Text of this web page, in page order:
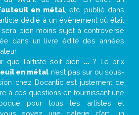
en métal, etc. publié dans
dédié à un évènement où était
bien moins sujet à controverse
dans un livre édité des années
que l’artiste soit bien ...? Le prix
en métal n’est pas sur ou sous-
chez Docantic est justement de
à ces questions en fournissant une
pour tous les artistes et
soyez une galerie d’art, un